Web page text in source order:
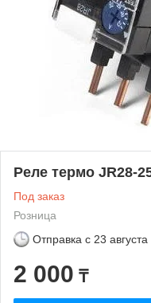
Реле термо JR28-
Под заказ
Розница
Отправка с 23
2 000 ₸